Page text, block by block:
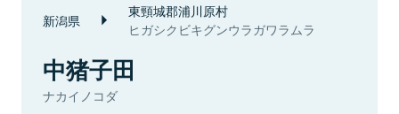
新潟県 東頸城郡浦川原村
ヒガシクビキグンウラガワラムラ
中猪子田
ナカイノコダ